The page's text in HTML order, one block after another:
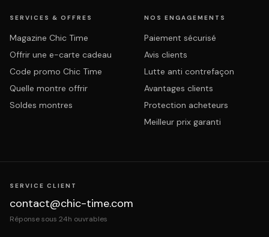
SERVICES & OFFRES
Magazine Chic Time
Offrir une e-carte cadeau
Code promo Chic Time
Quelle montre offrir
Soldes montres
NOS ENGAGEMENTS
Paiement sécurisé
Avis clients
Lutte anti contrefaçon
Avantages clients
Protection acheteurs
Meilleur prix garanti
SERVICE CLIENT
contact@chic-time.com
Réponse sous 24h ouvrables